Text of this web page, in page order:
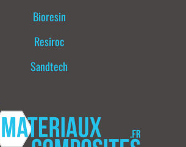
Bioresin
Resiroc
Sandtech